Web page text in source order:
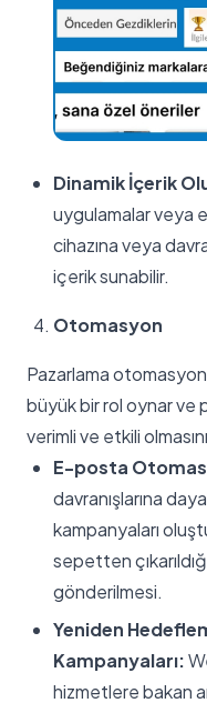
Dinamik İçerik
uygulamalar veya
cihazına veya
içerik sunabilir.
Otomasyon
Pazarlama
büyük bir rol oynar ve
verimli ve etkili
E-posta
davranışlarına
kampanyaları
sepetten
gönderilmesi.
Yeniden
Kampanyaları:
hizmetlere bakan